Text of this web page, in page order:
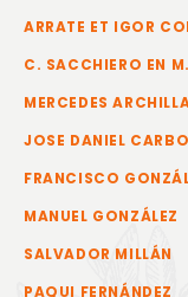
ARRATE ET IGOR
C. SACCHIERO EN
MERCEDES
JOSE DANIEL
FRANCISCO
MANUEL GONZÁLEZ
SALVADOR MILLÁN
PAQUI FERNÁNDEZ